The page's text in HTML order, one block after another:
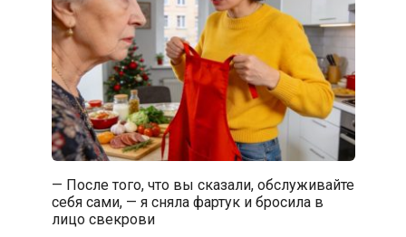
— После того, что вы сказали, обслуживайте
себя сами, — я сняла фартук и бросила в
лицо свекрови